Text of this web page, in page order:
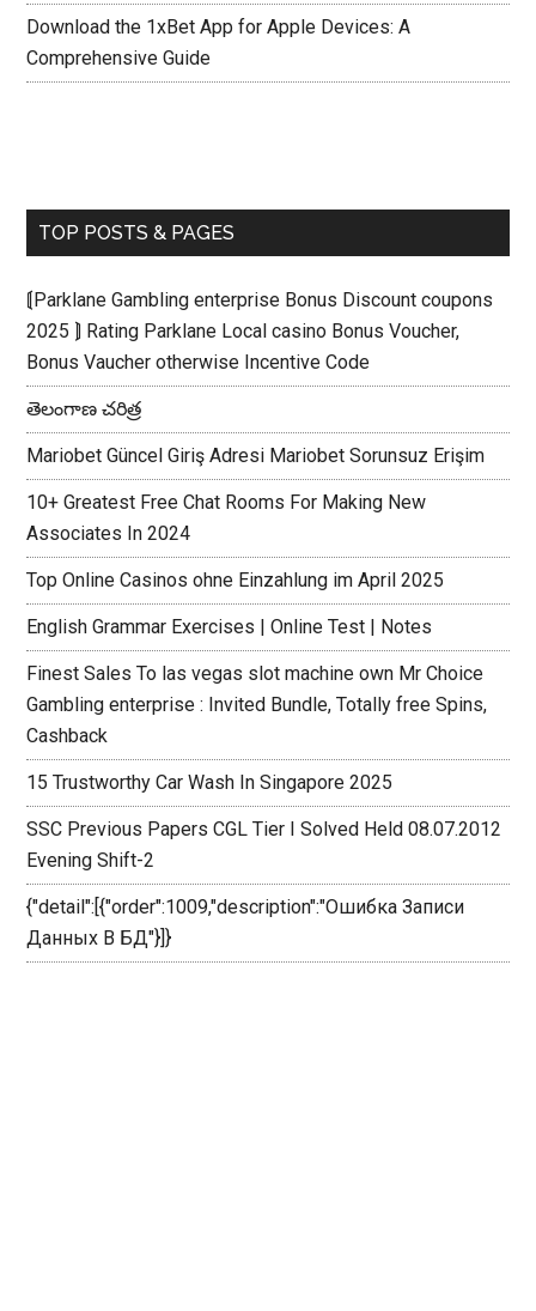
Download the 1xBet App for Apple Devices: A
Comprehensive Guide
TOP POSTS & PAGES
⟬Parklane Gambling enterprise Bonus Discount coupons
2025 ⟭ Rating Parklane Local casino Bonus Voucher,
Bonus Vaucher otherwise Incentive Code
తెలంగాణ చరిత్ర
Mariobet Güncel Giriş Adresi Mariobet Sorunsuz Erişim
10+ Greatest Free Chat Rooms For Making New
Associates In 2024
Top Online Casinos ohne Einzahlung im April 2025
English Grammar Exercises | Online Test | Notes
Finest Sales To las vegas slot machine own Mr Choice
Gambling enterprise : Invited Bundle, Totally free Spins,
Cashback
15 Trustworthy Car Wash In Singapore 2025
SSC Previous Papers CGL Tier I Solved Held 08.07.2012
Evening Shift-2
{"detail":[{"order":1009,"description":"Ошибка Записи
Данных В БД"}]}